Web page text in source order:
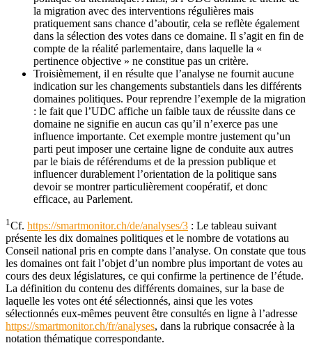
la migration avec des interventions régulières mais
pratiquement sans chance d’aboutir, cela se reflète également
dans la sélection des votes dans ce domaine. Il s’agit en fin de
compte de la réalité parlementaire, dans laquelle la «
pertinence objective » ne constitue pas un critère.
Troisièmement, il en résulte que l’analyse ne fournit aucune
indication sur les changements substantiels dans les différents
domaines politiques. Pour reprendre l’exemple de la migration
: le fait que l’UDC affiche un faible taux de réussite dans ce
domaine ne signifie en aucun cas qu’il n’exerce pas une
influence importante. Cet exemple montre justement qu’un
parti peut imposer une certaine ligne de conduite aux autres
par le biais de référendums et de la pression publique et
influencer durablement l’orientation de la politique sans
devoir se montrer particulièrement coopératif, et donc
efficace, au Parlement.
1 Cf. https://smartmonitor.ch/de/analyses/3 : Le tableau suivant
présente les dix domaines politiques et le nombre de votations au
Conseil national pris en compte dans l’analyse. On constate que tous
les domaines ont fait l’objet d’un nombre plus important de votes au
cours des deux législatures, ce qui confirme la pertinence de l’étude.
La définition du contenu des différents domaines, sur la base de
laquelle les votes ont été sélectionnés, ainsi que les votes
sélectionnés eux-mêmes peuvent être consultés en ligne à l’adresse
https://smartmonitor.ch/fr/analyses, dans la rubrique consacrée à la
notation thématique correspondante.